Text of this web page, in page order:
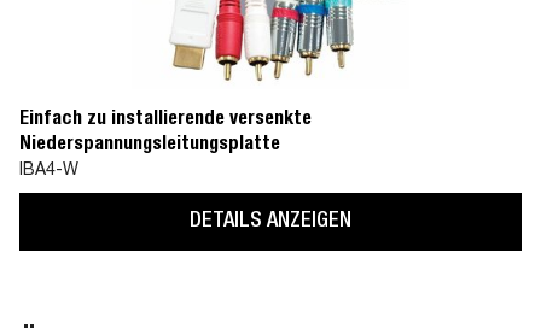
Einfach zu installierende versenkte
Niederspannungsleitungsplatte
IBA4-W
DETAILS ANZEIGEN